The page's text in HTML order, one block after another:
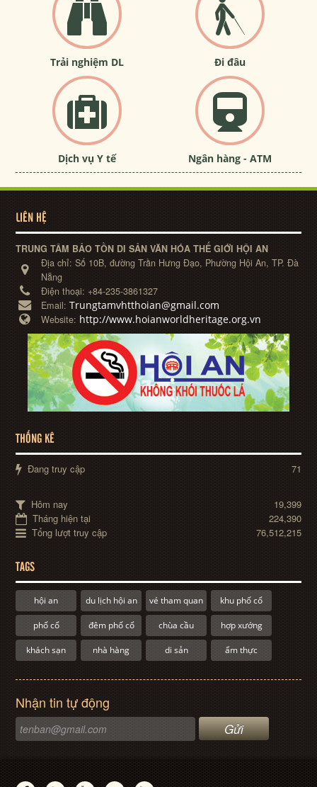
Trải nghiệm DL Đi đâu
Dịch vụ Y tế Ngân hàng - ATM
LIÊN HỆ
TRUNG TÂM BẢO TỒN DI SẢN VĂN HÓA THẾ GIỚI HỘI AN
Địa chỉ:Số 10B, đường Trần Hưng Đạo, Phường Hội An, TP. Đà
Nẵng
Điện thoại: +84-235-3861327
Email:Trungtamvhtthoian@gmail.com
Website: http://www.hoianworldheritage.org.vn
THỐNG KÊ
Đang truy cập 71
Hôm nay
19,399
Tháng hiện tại
224,390
Tổng lượt truy cập
76,512,215
TAGS
hội an du lịch hội an vé tham quan khu phố cổ
phố cổ đêm phố cổ chùa cầu hợp xướng
khách sạn nhà hàng di sản ẩm thực
Nhận tin tự động